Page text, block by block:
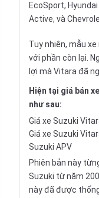
EcoSport,
Active, và
Tuy nhiên, mẫu
với phần còn lại.
lợi màVitarađã
Hiện tại giá bán
như sau:
Giá xe Suzuki
Giá xe Suzuki
Suzuki APV
Phiên bản này
Suzuki từ năm
này đã được